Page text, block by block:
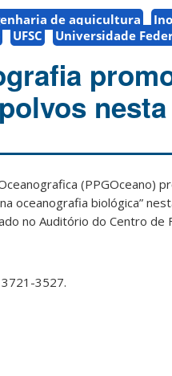
de aquicultura
UFSC Universidade
(PPGOceano)
oceanografia biológica”
no Auditório do Centro de
3527.